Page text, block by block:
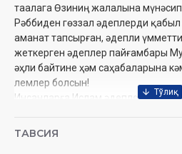
таалага Өзиниң жалалына
Рәббиден гөззал әдеплерди
аманат тапсырған, әдепли
жеткерген әдеплер пайғамбары
әҳли байтине ҳәм саҳабаларына
лемлер болсын!
Инсанларға Ислам әдеплери
Аллаҳ тааланың турақлы мийрими
ТАВСИЯ